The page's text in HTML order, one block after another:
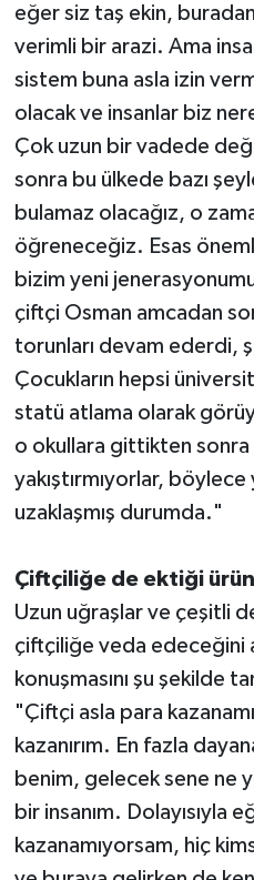
eğer siz taş ekin,
verimli bir arazi. Ama
sistem buna asla izin
olacak ve insanlar biz
Çok uzun bir vadede
sonra bu ülkede bazı
bulamaz olacağız, o
öğreneceğiz. Esas
bizim yeni
çiftçi Osman amcadan
torunları devam ederdi,
Çocukların hepsi
statü atlama olarak
o okullara gittikten sonra
yakıştırmıyorlar,
uzaklaşmış durumda."
Çiftçiliğe de ektiği
Uzun uğraşlar ve çeşitli
çiftçiliğe veda edeceğini
konuşmasını şu şekilde
"Çiftçi asla para
kazanırım. En fazla
benim, gelecek sene ne
bir insanım. Dolayısıyla
kazanamıyorsam, hiç